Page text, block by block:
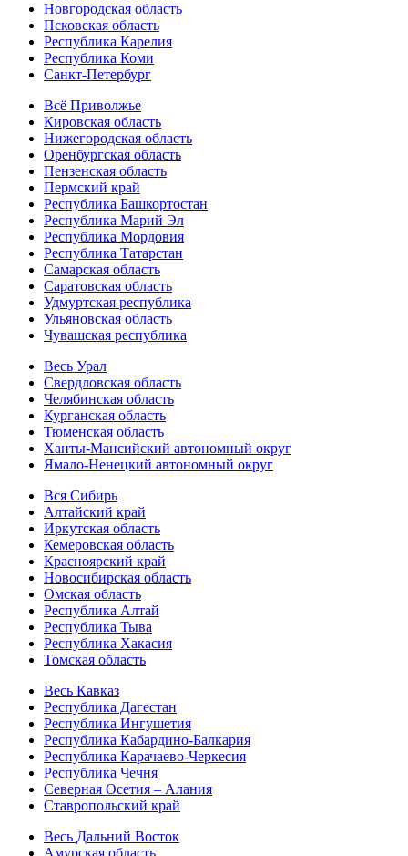
Новгородская область
Псковская область
Республика Карелия
Республика Коми
Санкт-Петербург
Всё Приволжье
Кировская область
Нижегородская область
Оренбургская область
Пензенская область
Пермский край
Республика Башкортостан
Республика Марий Эл
Республика Мордовия
Республика Татарстан
Самарская область
Саратовская область
Удмуртская республика
Ульяновская область
Чувашская республика
Весь Урал
Свердловская область
Челябинская область
Курганская область
Тюменская область
Ханты-Мансийский автономный округ
Ямало-Ненецкий автономный округ
Вся Сибирь
Алтайский край
Иркутская область
Кемеровская область
Красноярский край
Новосибирская область
Омская область
Республика Алтай
Республика Тыва
Республика Хакасия
Томская область
Весь Кавказ
Республика Дагестан
Республика Ингушетия
Республика Кабардино-Балкария
Республика Карачаево-Черкесия
Республика Чечня
Северная Осетия – Алания
Ставропольский край
Весь Дальний Восток
Амурская область